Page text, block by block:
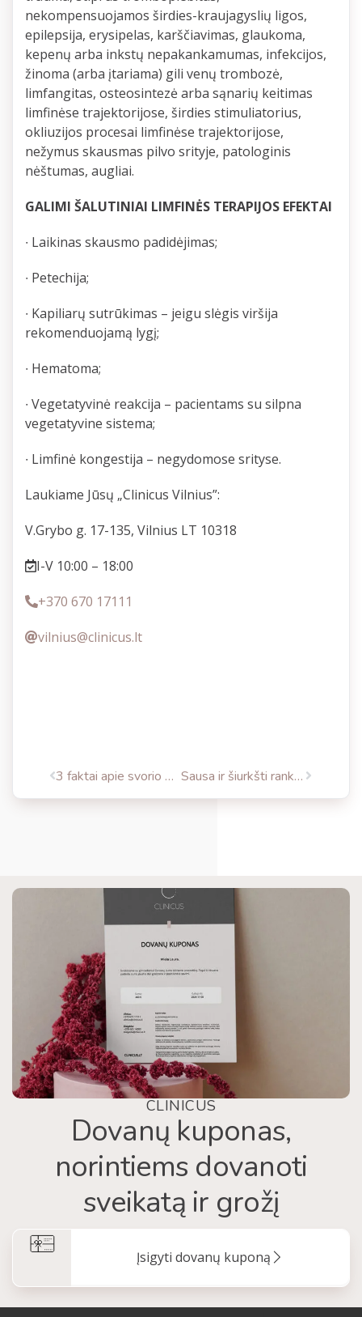
nekompensuojamos širdies-kraujagyslių ligos,
epilepsija, erysipelas, karščiavimas, glaukoma,
kepenų arba inkstų nepakankamumas, infekcijos,
žinoma (arba įtariama) gili venų trombozė,
limfangitas, osteosintezė arba sąnarių keitimas
limfinėse trajektorijose, širdies stimuliatorius,
okliuzijos procesai limfinėse trajektorijose,
nežymus skausmas pilvo srityje, patologinis
nėštumas, augliai.
GALIMI ŠALUTINIAI LIMFINĖS TERAPIJOS EFEKTAI
∙ Laikinas skausmo padidėjimas;
∙ Petechija;
∙ Kapiliarų sutrūkimas – jeigu slėgis viršija
rekomenduojamą lygį;
∙ Hematoma;
∙ Vegetatyvinė reakcija – pacientams su silpna
vegetatyvine sistema;
∙ Limfinė kongestija – negydomose srityse.
Laukiame Jūsų „Clinicus Vilnius”:
V.Grybo g. 17-135, Vilnius LT 10318
I-V 10:00 – 18:00
+370 670 17111
vilnius@clinicus.lt
3 faktai apie svorio mažinimo programą ALLURION Sausa ir šiurkšti rankų oda: kaip padėti
CLINICUS
Dovanų kuponas,
norintiems dovanoti
sveikatą ir grožį
Įsigyti dovanų kuponą